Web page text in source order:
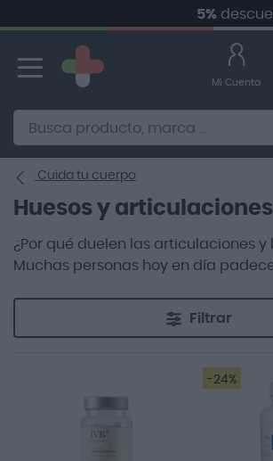
descuento
contenido
Alternative to Doofinder Ecommerce
Mi Cuenta
Cuida tu cuerpo
Huesos y articulaciones
¿Por qué duelen las articulaciones y
Muchas personas hoy en día
de este malestar continuado se
principalmente, a la afección de
reuma, la artritis o la osteoporosis.
Filtrar
Complementa
-24%